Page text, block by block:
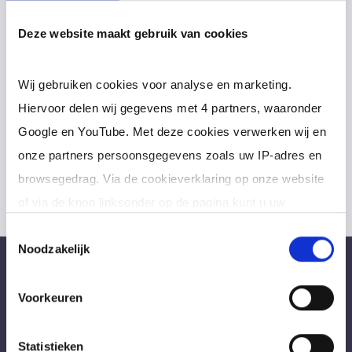
Deze website maakt gebruik van cookies
Wij gebruiken cookies voor analyse en marketing.
Hiervoor delen wij gegevens met 4 partners, waaronder
Google en YouTube. Met deze cookies verwerken wij en
onze partners persoonsgegevens zoals uw IP-adres en
browsegedrag. Via de cookieverklaring op onze website
doeleinden.
Noodzakelijk
Voorkeuren
Statistieken
Verder hanteren wij eenlage en transparante
maatschappelijk verantwoord. No match? No
pay!
Professionals like
Hét interim bemiddelingsbureau voor